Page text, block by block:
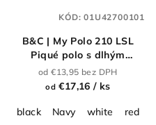
B&C | My Polo 210 LSL
Piqué polo s dlhým
rukávom z ťažkej
bavlny_01.U427
od €13,95 bez DPH
od €17,16/ ks
black Navy white red
KÓD:01U42700101